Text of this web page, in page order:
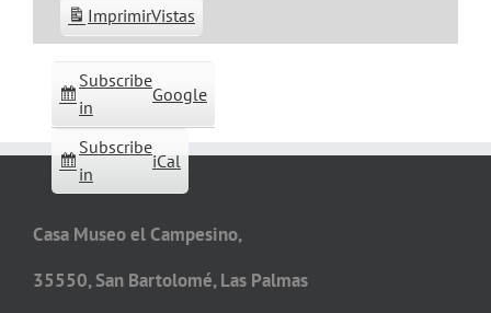
Subscribe
in
Google
Subscribe
in
iCal
ImprimirVistas
Casa Museo el Campesino,
35550, San Bartolomé, Las Palmas